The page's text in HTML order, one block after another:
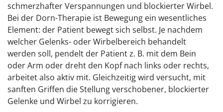
schmerzhafter Verspannungen und blockierter Wirbel.
Bei der Dorn-Therapie ist Bewegung ein wesentliches
Element: der Patient bewegt sich selbst. Je nachdem
welcher Gelenks- oder Wirbelbereich behandelt
werden soll, pendelt der Patient z. B. mit dem Bein
oder Arm oder dreht den Kopf nach links oder rechts,
arbeitet also aktiv mit. Gleichzeitig wird versucht, mit
sanften Griffen die Stellung verschobener, blockierter
Gelenke und Wirbel zu korrigieren.